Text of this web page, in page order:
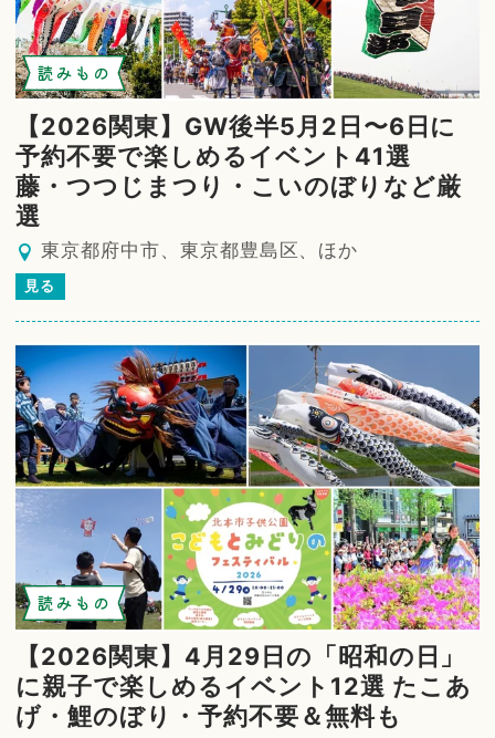
読みもの
【2026関東】GW後半5月2日〜6日に
予約不要で楽しめるイベント41選
藤・つつじまつり・こいのぼりなど厳
選
東京都府中市、東京都豊島区、ほか
見る
読みもの
【2026関東】4月29日の「昭和の日」
に親子で楽しめるイベント12選 たこあ
げ・鯉のぼり・予約不要＆無料も